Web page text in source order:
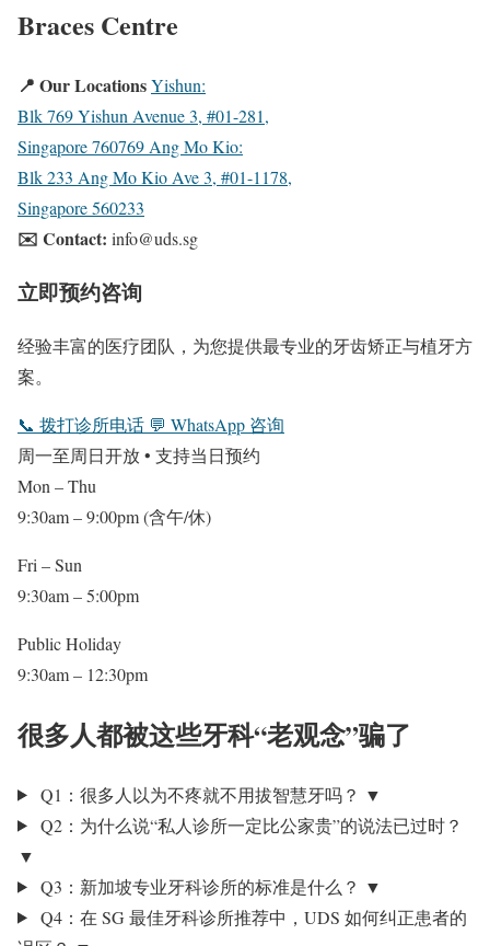
Braces Centre
📍 Our LocationsYishun:
Blk 769 Yishun Avenue 3, #01-281,
Singapore 760769Ang Mo Kio:
Blk 233 Ang Mo Kio Ave 3, #01-1178,
Singapore 560233
✉️ Contact: info@uds.sg
立即预约咨询
经验丰富的医疗团队，为您提供最专业的牙齿矫正与植牙方
案。
📞 拨打诊所电话 💬 WhatsApp 咨询
周一至周日开放 • 支持当日预约
Mon – Thu
9:30am – 9:00pm(含午/休)
Fri – Sun
9:30am – 5:00pm
Public Holiday
9:30am – 12:30pm
很多人都被这些牙科“老观念”骗了
Q1：很多人以为不疼就不用拔智慧牙吗？ ▼
Q2：为什么说“私人诊所一定比公家贵”的说法已过时？
▼
Q3：新加坡专业牙科诊所的标准是什么？ ▼
Q4：在 SG 最佳牙科诊所推荐中，UDS 如何纠正患者的